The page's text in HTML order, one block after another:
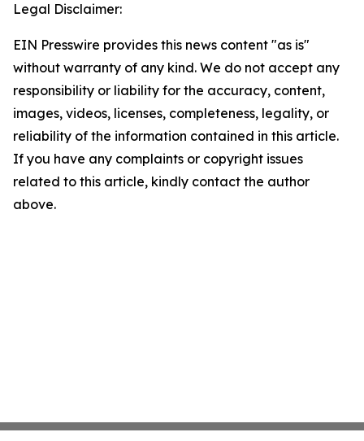
Legal Disclaimer:
EIN Presswire provides this news content "as is"
without warranty of any kind. We do not accept any
responsibility or liability for the accuracy, content,
images, videos, licenses, completeness, legality, or
reliability of the information contained in this article.
If you have any complaints or copyright issues
related to this article, kindly contact the author
above.